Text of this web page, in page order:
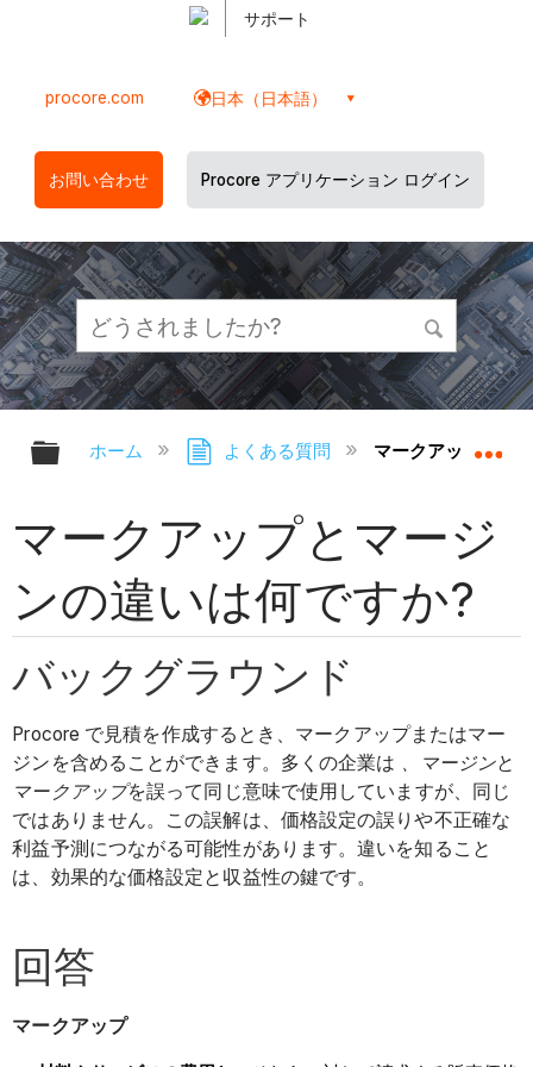
サポート
procore.com 日本（日本語）
お問い合わせ Procore アプリケーション ログイン
グローバル階層を展開/折りたたむ
ホーム よくある質問 マークアップとマ
マークアップとマージ
ンの違いは何ですか?
バックグラウンド
Procore で見積を作成するとき、マークアップまたはマー
ジンを含めることができます。多くの企業は 、マージンと
マークアップを誤って同じ意味で使用していますが、同じ
ではありません。この誤解は、価格設定の誤りや不正確な
利益予測につながる可能性があります。違いを知ること
は、効果的な価格設定と収益性の鍵です。
回答
マークアップ